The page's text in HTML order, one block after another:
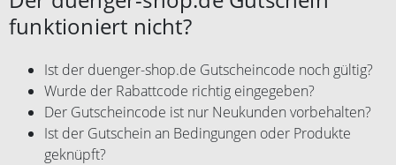
funktioniert nicht?
Ist der duenger-shop.de Gutscheincode noch gültig?
Wurde der Rabattcode richtig eingegeben?
Der Gutscheincode ist nur Neukunden vorbehalten?
Ist der Gutschein an Bedingungen oder Produkte
geknüpft?